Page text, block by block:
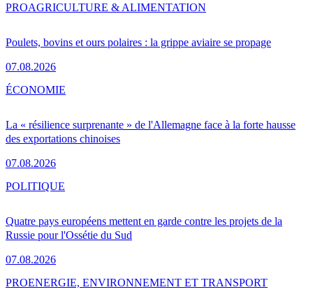
Poulets, bovins et ours polaires : la grippe aviaire se propage
07.08.2026
PROAGRICULTURE & ALIMENTATION
La « résilience surprenante » de l'Allemagne face à la forte hausse
des exportations chinoises
07.08.2026
ÉCONOMIE
Quatre pays européens mettent en garde contre les projets de la
Russie pour l'Ossétie du Sud
07.08.2026
POLITIQUE
PROENERGIE, ENVIRONNEMENT ET TRANSPORT